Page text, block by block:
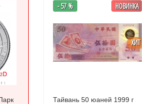
ХИТ
- 57 % НОВИНКА
Тайвань 50 юаней 1999 г